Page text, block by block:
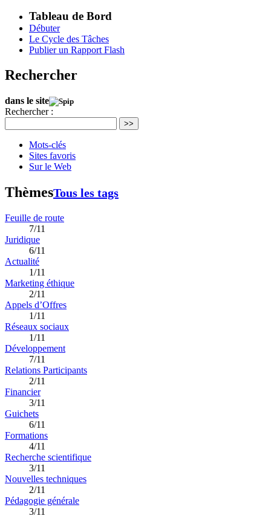
Tableau de Bord
Débuter
Le Cycle des Tâches
Publier un Rapport Flash
Rechercher
dans le site
Rechercher :
>>
Mots-clés
Sites favoris
Sur le Web
ThèmesTous les tags
Feuille de route
7/11
Juridique
6/11
Actualité
1/11
Marketing éthique
2/11
Appels d’Offres
1/11
Réseaux sociaux
1/11
Développement
7/11
Relations Participants
2/11
Financier
3/11
Guichets
6/11
Formations
4/11
Recherche scientifique
3/11
Nouvelles techniques
2/11
Pédagogie générale
3/11